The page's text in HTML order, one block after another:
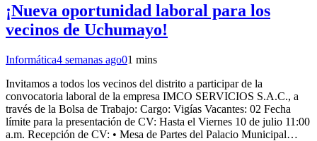
¡Nueva oportunidad laboral para los
vecinos de Uchumayo!
Informática4 semanas ago01 mins
Invitamos a todos los vecinos del distrito a participar de la
convocatoria laboral de la empresa IMCO SERVICIOS S.A.C., a
través de la Bolsa de Trabajo: Cargo: Vigías Vacantes: 02 Fecha
límite para la presentación de CV: Hasta el Viernes 10 de julio 11:00
a.m. Recepción de CV: • Mesa de Partes del Palacio Municipal…